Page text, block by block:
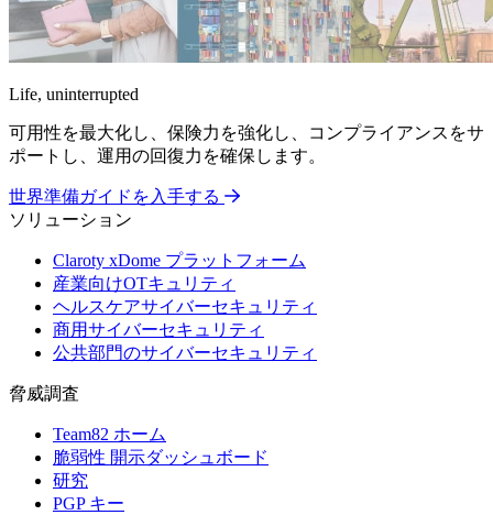
Life, uninterrupted
可用性を最大化し、保険力を強化し、コンプライアンスをサ
ポートし、運用の回復力を確保します。
世界準備ガイドを入手する
ソリューション
Claroty xDome プラットフォーム
産業向けOTキュリティ
ヘルスケアサイバーセキュリティ
商用サイバーセキュリティ
公共部門のサイバーセキュリティ
脅威調査
Team82 ホーム
脆弱性 開示ダッシュボード
研究
PGP キー